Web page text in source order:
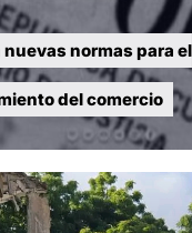
normas para el
del comercio